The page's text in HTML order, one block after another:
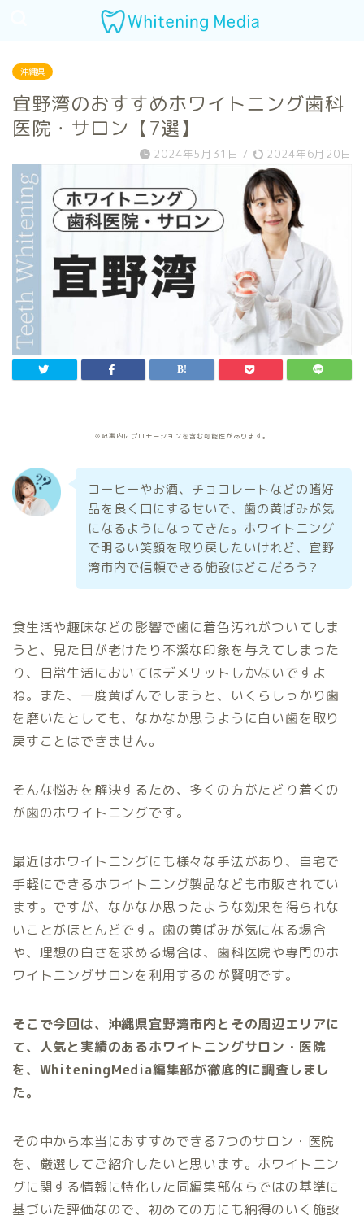
沖縄県
宜野湾のおすすめホワイトニング歯科
医院・サロン【7選】
2024年5月31日 / 2024年6月20日
※記事内にプロモーションを含む可能性があります。
コーヒーやお酒、チョコレートなどの嗜好
品を良く口にするせいで、歯の黄ばみが気
になるようになってきた。ホワイトニング
で明るい笑顔を取り戻したいけれど、宜野
湾市内で信頼できる施設はどこだろう?
食生活や趣味などの影響で歯に着色汚れがついてしま
うと、見た目が老けたり不潔な印象を与えてしまった
り、日常生活においてはデメリットしかないですよ
ね。また、一度黄ばんでしまうと、いくらしっかり歯
を磨いたとしても、なかなか思うように白い歯を取り
戻すことはできません。
そんな悩みを解決するため、多くの方がたどり着くの
が歯のホワイトニングです。
最近はホワイトニングにも様々な手法があり、自宅で
手軽にできるホワイトニング製品なども市販されてい
ます。ですが、なかなか思ったような効果を得られな
いことがほとんどです。歯の黄ばみが気になる場合
や、理想の白さを求める場合は、歯科医院や専門のホ
ワイトニングサロンを利用するのが賢明です。
そこで今回は、沖縄県宜野湾市内とその周辺エリアに
て、人気と実績のあるホワイトニングサロン・医院
を、WhiteningMedia編集部が徹底的に調査しまし
た。
その中から本当におすすめできる7つのサロン・医院
を、厳選してご紹介したいと思います。ホワイトニン
グに関する情報に特化した同編集部ならではの基準に
基づいた評価なので、初めての方にも納得のいく施設